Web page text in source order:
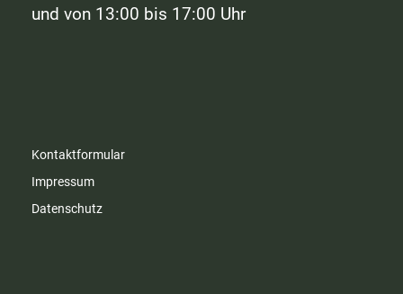
und von 13:00 bis 17:00 Uhr
Kontaktformular
Impressum
Datenschutz